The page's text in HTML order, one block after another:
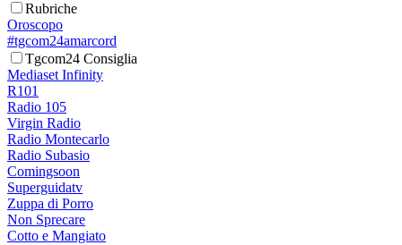
Rubriche
Oroscopo
#tgcom24amarcord
Tgcom24 Consiglia
Mediaset Infinity
R101
Radio 105
Virgin Radio
Radio Montecarlo
Radio Subasio
Comingsoon
Superguidatv
Zuppa di Porro
Non Sprecare
Cotto e Mangiato